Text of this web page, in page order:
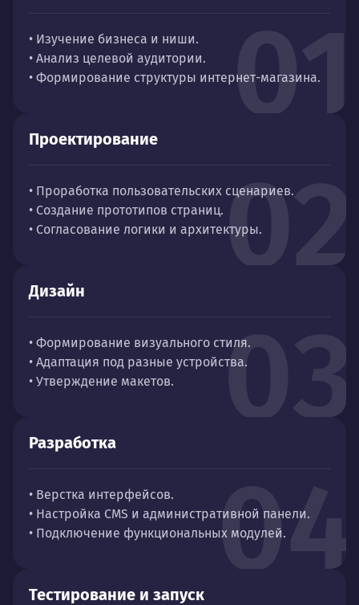
01
• Изучение бизнеса и ниши.
• Анализ целевой аудитории.
• Формирование структуры интернет-магазина.
02
Проектирование
• Проработка пользовательских сценариев.
• Создание прототипов страниц.
• Согласование логики и архитектуры.
03
Дизайн
• Формирование визуального стиля.
• Адаптация под разные устройства.
• Утверждение макетов.
04
Разработка
• Верстка интерфейсов.
• Настройка CMS и административной панели.
• Подключение функциональных модулей.
Тестирование и запуск